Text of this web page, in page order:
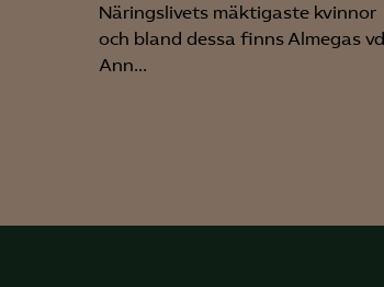
Näringslivets mäktigaste kvinnor
och bland dessa finns Almegas vd
Ann...